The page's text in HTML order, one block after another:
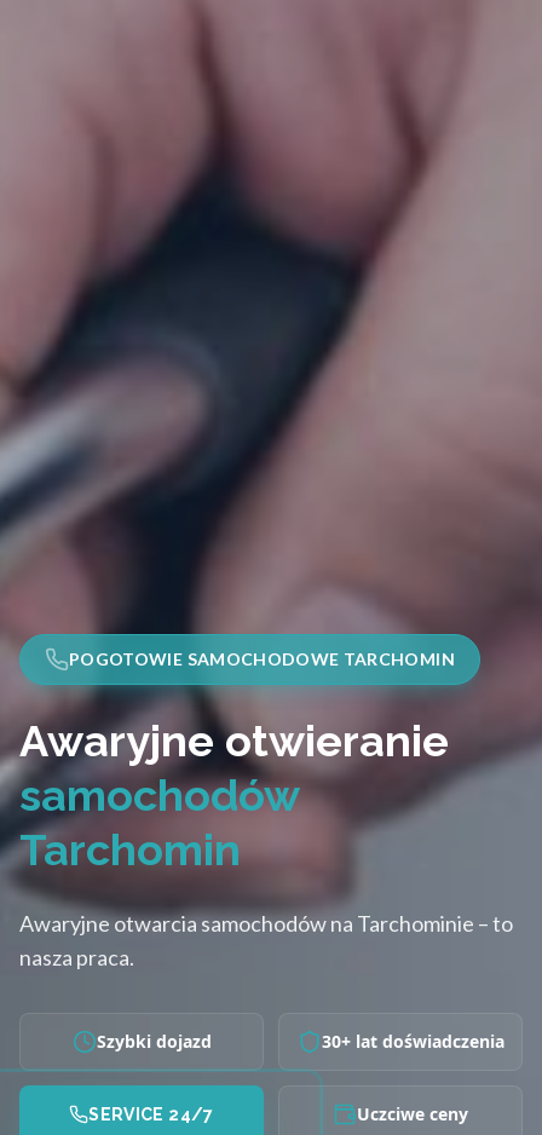
POGOTOWIE SAMOCHODOWE TARCHOMIN
Awaryjne otwieranie
samochodów
Tarchomin
Awaryjne otwarcia samochodów na Tarchominie – to
nasza praca.
Szybki dojazd 30+ lat doświadczenia
SERVICE 24/7 Uczciwe ceny